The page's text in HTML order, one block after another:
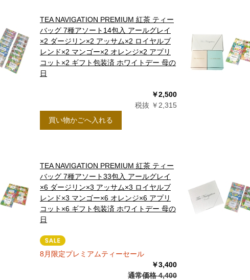
2026.10 10月 2026.11
4
5 6 7 8 9
10
17
TEA NAVIGATION PREMIUM 紅茶 ティー
バッグ 7種アソート14包入 アールグレイ
×2 ダージリン×2 アッサム×2 ロイヤルブ
レンド×2 マンゴー×2 オレンジ×2 アプリ
コット×2 ギフト包装済 ホワイトデー 母の
日
￥2,500
税抜 ￥2,315
買い物かごへ入れる
TEA NAVIGATION PREMIUM 紅茶 ティー
バッグ 7種アソート33包入 アールグレイ
×6 ダージリン×3 アッサム×3 ロイヤルブ
レンド×3 マンゴー×6 オレンジ×6 アプリ
コット×6 ギフト包装済 ホワイトデー 母の
日
8月限定プレミアムティーセール
￥3,400
通常価格 4,400